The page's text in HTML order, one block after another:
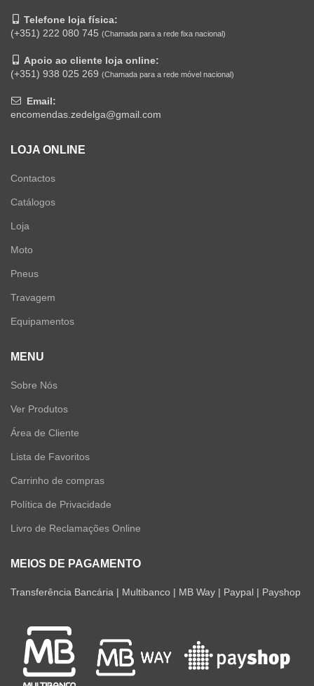
Telefone loja física:
(+351) 222 080 745 (Chamada para a rede fixa nacional)
Apoio ao cliente loja online:
(+351) 938 025 269 (Chamada para a rede móvel nacional)
Email:
encomendas.zedelga@gmail.com
LOJA ONLINE
Contactos
Catálogos
Loja
Moto
Pneus
Travagem
Equipamentos
MENU
Sobre Nós
Ver Produtos
Área de Cliente
Lista de Favoritos
Carrinho de compras
Política de Privacidade
Livro de Reclamações Online
MEIOS DE PAGAMENTO
Transferência Bancária | Multibanco | MB Way | Paypal | Payshop